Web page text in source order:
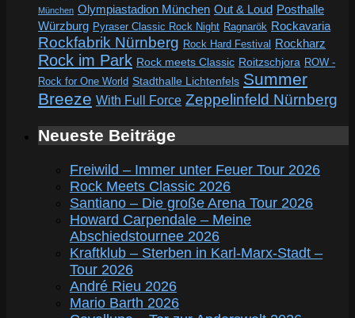
München Olympiastadion München Out & Loud Posthalle
Würzburg Pyraser Classic Rock Night Ragnarök Rockavaria
Rockfabrik Nürnberg Rock Hard Festival Rockharz
Rock im Park Rock meets Classic Roitzschjora ROW -
Rock for One World Stadthalle Lichtenfels Summer
Breeze With Full Force Zeppelinfeld Nürnberg
Neueste Beiträge
Freiwild – Immer unter Feuer Tour 2026
Rock Meets Classic 2026
Santiano – Die große Arena Tour 2026
Howard Carpendale – Meine
Abschiedstournee 2026
Kraftklub – Sterben in Karl-Marx-Stadt –
Tour 2026
André Rieu 2026
Mario Barth 2026